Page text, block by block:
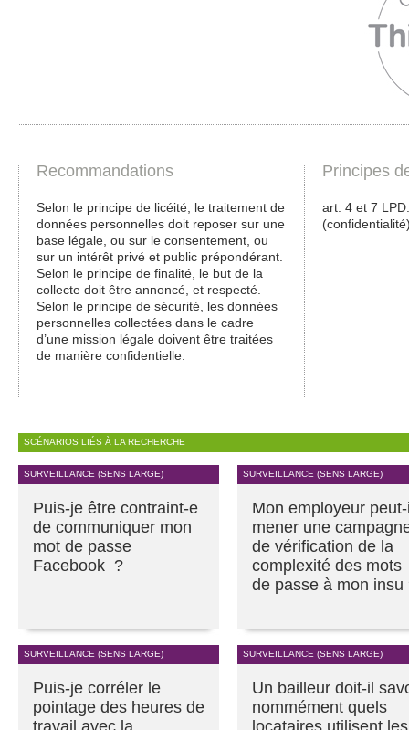
Recommandations
Selon le principe de licéité, le traitement de
données personnelles doit reposer sur une
base légale, ou sur le consentement, ou
sur un intérêt privé et public prépondérant.
Selon le principe de finalité, le but de la
collecte doit être annoncé, et respecté.
Selon le principe de sécurité, les données
personnelles collectées dans le cadre
d’une mission légale doivent être traitées
de manière confidentielle.
Principes
art. 4 et 7
SCÉNARIOS LIÉS À LA RECHERCHE
SURVEILLANCE (SENS LARGE)
Puis-je être contraint-e
de communiquer mon
mot de passe
Facebook ?
SURVEILLANCE (SENS LARGE)
Mon employeur
mener une
de vérification de la
complexité des mots
de passe à mon insu
SURVEILLANCE (SENS LARGE)
Puis-je corréler le
pointage des heures de
travail avec la
SURVEILLANCE (SENS LARGE)
Un bailleur doit-il
nommément quels
locataires utilisent les